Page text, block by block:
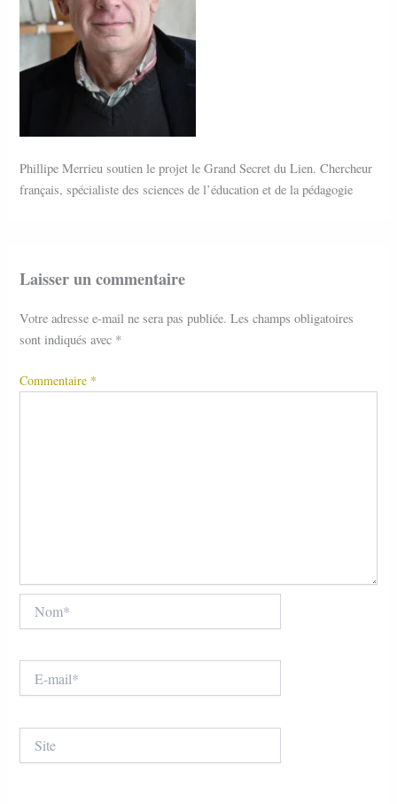
Phillipe Merrieu soutien le projet le Grand Secret du Lien. Chercheur
français, spécialiste des sciences de l’éducation et de la pédagogie
Laisser un commentaire
Votre adresse e-mail ne sera pas publiée. Les champs obligatoires
sont indiqués avec *
Commentaire *
mail*